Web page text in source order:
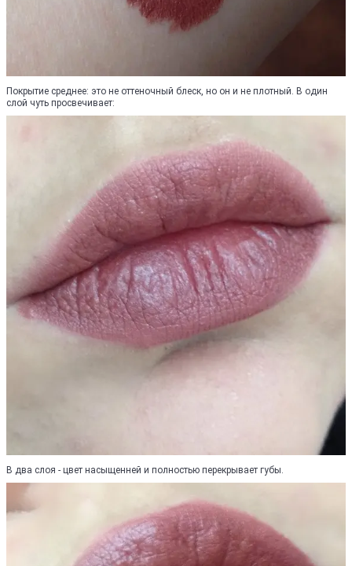
Покрытие среднее: это не оттеночный блеск, но он и не плотный. В один
слой чуть просвечивает:
В два слоя - цвет насыщенней и полностью перекрывает губы.